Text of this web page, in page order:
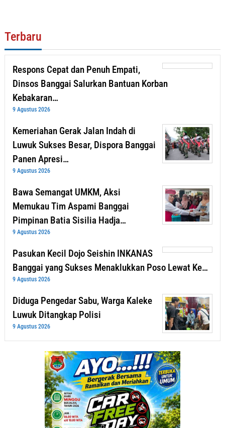
Terbaru
Respons Cepat dan Penuh Empati,
Dinsos Banggai Salurkan Bantuan Korban
Kebakaran…
9 Agustus 2026
Kemeriahan Gerak Jalan Indah di
Luwuk Sukses Besar, Dispora Banggai
Panen Apresi…
9 Agustus 2026
Bawa Semangat UMKM, Aksi
Memukau Tim Aspami Banggai
Pimpinan Batia Sisilia Hadja…
9 Agustus 2026
Pasukan Kecil Dojo Seishin INKANAS
Banggai yang Sukses Menaklukkan Poso Lewat Ke…
9 Agustus 2026
Diduga Pengedar Sabu, Warga Kaleke
Luwuk Ditangkap Polisi
9 Agustus 2026